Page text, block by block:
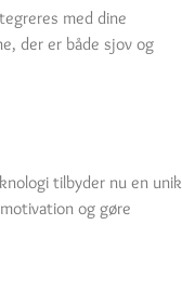
med dine
der er både sjov og
tilbyder nu en unik
og gøre